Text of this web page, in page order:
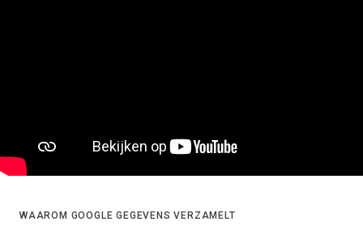
WAAROM GOOGLE GEGEVENS VERZAMELT